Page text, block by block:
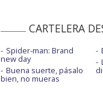
CARTELERA
Spider-man: Brand
new day
Buena suerte, pásalo
bien, no mueras